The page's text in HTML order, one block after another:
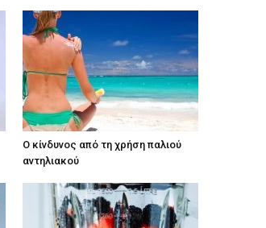
Ο κίνδυνος από τη χρήση παλιού
αντηλιακού